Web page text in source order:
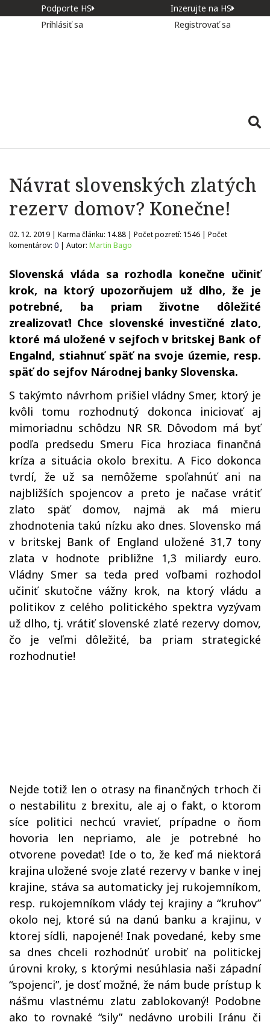
Podporte HS
Inzerujte na HS
Prihlásiť sa
Registrovať sa
Návrat slovenských zlatých
rezerv domov? Konečne!
02. 12. 2019 | Karma článku: 14.88 | Počet pozretí: 1546 | Počet
komentárov: 0 | Autor: Martin Bago
Slovenská vláda sa rozhodla konečne učiniť
krok, na ktorý upozorňujem už dlho, že je
potrebné, ba priam životne dôležité
zrealizovať! Chce slovenské investičné zlato,
ktoré má uložené v sejfoch v britskej Bank of
Engalnd, stiahnuť späť na svoje územie, resp.
späť do sejfov Národnej banky Slovenska.
S takýmto návrhom prišiel vládny Smer, ktorý je
kvôli tomu rozhodnutý dokonca iniciovať aj
mimoriadnu schôdzu NR SR. Dôvodom má byť
podľa predsedu Smeru Fica hroziaca finančná
kríza a situácia okolo brexitu. A Fico dokonca
tvrdí, že už sa nemôžeme spoľahnúť ani na
najbližších spojencov a preto je načase vrátiť
zlato späť domov, najmä ak má mieru
zhodnotenia takú nízku ako dnes. Slovensko má
v britskej Bank of England uložené 31,7 tony
zlata v hodnote približne 1,3 miliardy euro.
Vládny Smer sa teda pred voľbami rozhodol
učiniť skutočne vážny krok, na ktorý vládu a
politikov z celého politického spektra vyzývam
už dlho, tj. vrátiť slovenské zlaté rezervy domov,
čo je veľmi dôležité, ba priam strategické
rozhodnutie!
Nejde totiž len o otrasy na finančných trhoch či
o nestabilitu z brexitu, ale aj o fakt, o ktorom
síce politici nechcú vravieť, prípadne o ňom
hovoria len nepriamo, ale je potrebné ho
otvorene povedať! Ide o to, že keď má niektorá
krajina uložené svoje zlaté rezervy v banke v inej
krajine, stáva sa automaticky jej rukojemníkom,
resp. rukojemníkom vlády tej krajiny a “kruhov”
okolo nej, ktoré sú na danú banku a krajinu, v
ktorej sídli, napojené! Inak povedané, keby sme
sa dnes chceli rozhodnúť urobiť na politickej
úrovni kroky, s ktorými nesúhlasia naši západní
“spojenci”, je dosť možné, že nám bude prístup k
nášmu vlastnému zlatu zablokovaný! Podobne
ako to rovnaké “sily” nedávno urobili Iránu či